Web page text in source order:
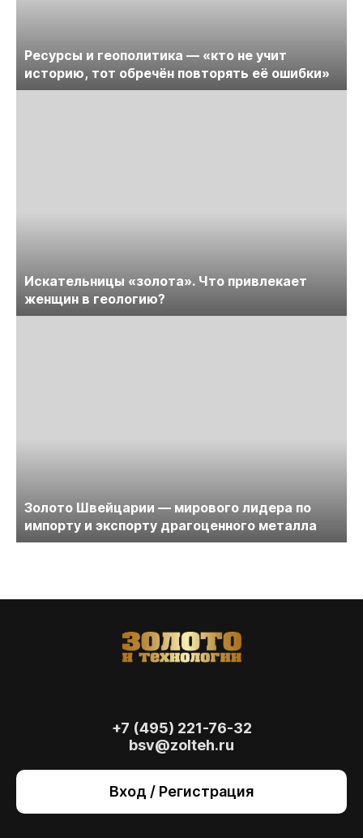
Ресурсы и геополитика — «кто не учит
историю, тот обречён повторять её ошибки»
Искательницы «золота». Что привлекает
женщин в геологию?
Золото Швейцарии — мирового лидера по
импорту и экспорту драгоценного металла
+7 (495) 221-76-32
bsv@zolteh.ru
Вход / Регистрация
также для анализа сайта и улучшения